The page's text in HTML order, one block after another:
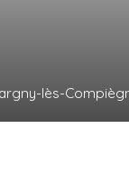
Margny-lès-